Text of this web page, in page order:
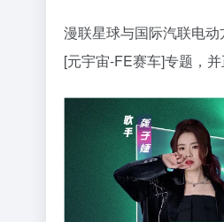
漫联星球与国际汽联电
[元宇宙-FE赛车]专题，